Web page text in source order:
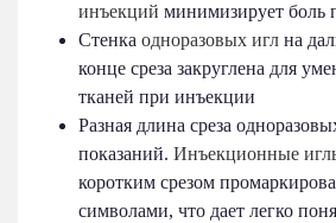
инъекций минимизирует боль
Стенка одноразовых игл на
конце среза закруглена для
тканей при инъекции
Разная длина среза
показаний. Инъекционные
коротким срезом
символами, что дает легко